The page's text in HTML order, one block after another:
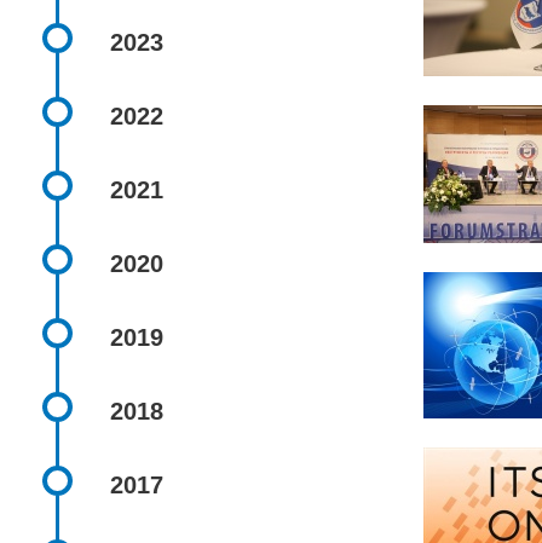
2023
2022
2021
2020
2019
2018
2017